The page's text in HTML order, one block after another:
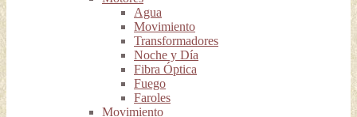
Agua
Movimiento
Transformadores
Noche y Día
Fibra Óptica
Fuego
Faroles
Movimiento